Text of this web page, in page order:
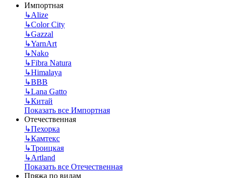
Импортная
↳Alize
↳Color City
↳Gazzal
↳YarnArt
↳Nako
↳Fibra Natura
↳Himalaya
↳BBB
↳Lana Gatto
↳Китай
Показать все Импортная
Отечественная
↳Пехорка
↳Камтекс
↳Троицкая
↳Artland
Показать все Отечественная
Пряжа по видам